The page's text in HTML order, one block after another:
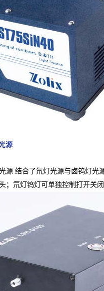
源
源 结合了氘灯光源与卤钨灯光
；氘灯钨灯可单独控制打开关闭